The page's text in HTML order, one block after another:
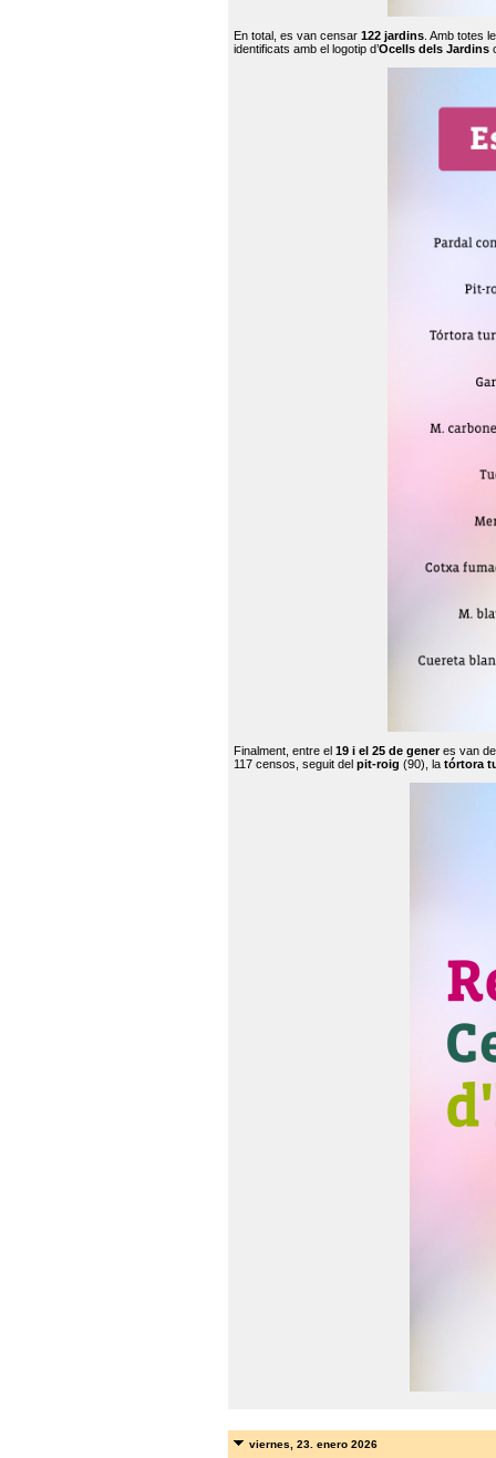
En total, es van censar 122 jardins . Amb totes
identificats amb el logotip d’Ocells dels Jardins
Finalment, entre el 19 i el 25 de generes van
117 censos, seguit del pit-roig (90), la tórtora
viernes, 23. enero 2026